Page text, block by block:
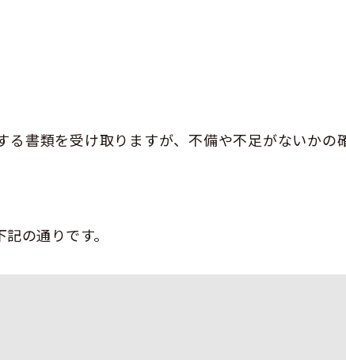
る書類を受け取りますが、不備や不足がないかの
の通りです。